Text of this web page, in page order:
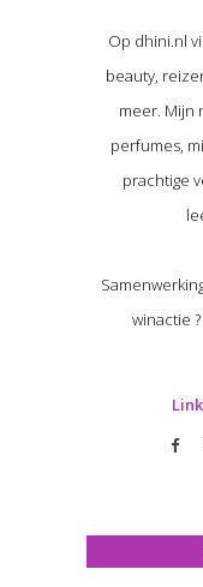
Op dhini.nl
beauty,
meer. Mijn
perfumes,
prachtige
winactie